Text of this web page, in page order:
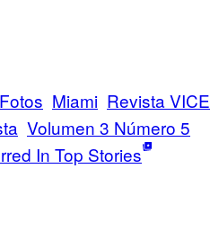
Fotos Miami Revista VICE
Volumen 3 Número 5
In Top Stories